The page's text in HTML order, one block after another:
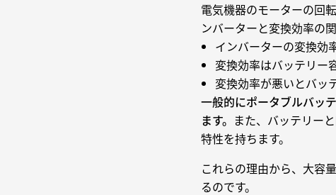
電気機器のモーターの回
ンバーターと変換効率の
インバーターの変換効
変換効率はバッテリー
変換効率が悪いとバッ
一般的にポータブルバッ
ます。 また、バッテリー
特性を持ちます。
これらの理由から、大容
るのです。